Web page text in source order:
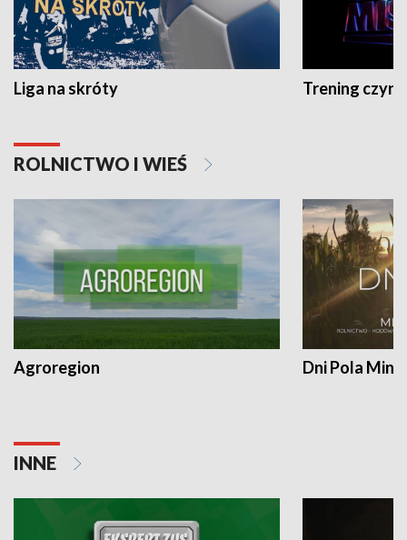
Liga na skróty Trening czyni
ROLNICTWO I WIEŚ
Agroregion Dni Pola
INNE